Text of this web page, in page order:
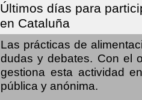
Últimos días para
en Cataluña
Las prácticas de
dudas y debates. Con el
gestiona esta actividad
pública y anónima.